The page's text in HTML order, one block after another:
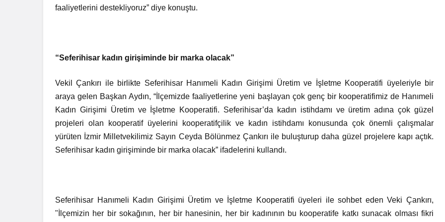
faaliyetlerini destekliyoruz” diye konuştu.
“Seferihisar kadın girişiminde bir marka olacak”
Vekil Çankırı ile birlikte Seferihisar Hanımeli Kadın Girişimi Üretim ve İşletme Kooperatifi üyeleriyle bir
araya gelen Başkan Aydın, “İlçemizde faaliyetlerine yeni başlayan çok genç bir kooperatifimiz de Hanımeli
Kadın Girişimi Üretim ve İşletme Kooperatifi. Seferihisar’da kadın istihdamı ve üretim adına çok güzel
projeleri olan kooperatif üyelerini kooperatifçilik ve kadın istihdamı konusunda çok önemli çalışmalar
yürüten İzmir Milletvekilimiz Sayın Ceyda Bölünmez Çankırı ile buluşturup daha güzel projelere kapı açtık.
Seferihisar kadın girişiminde bir marka olacak” ifadelerini kullandı.
Seferihisar Hanımeli Kadın Girişimi Üretim ve İşletme Kooperatifi üyeleri ile sohbet eden Veki Çankırı,
"İlçemizin her bir sokağının, her bir hanesinin, her bir kadınının bu kooperatife katkı sunacak olması fikri